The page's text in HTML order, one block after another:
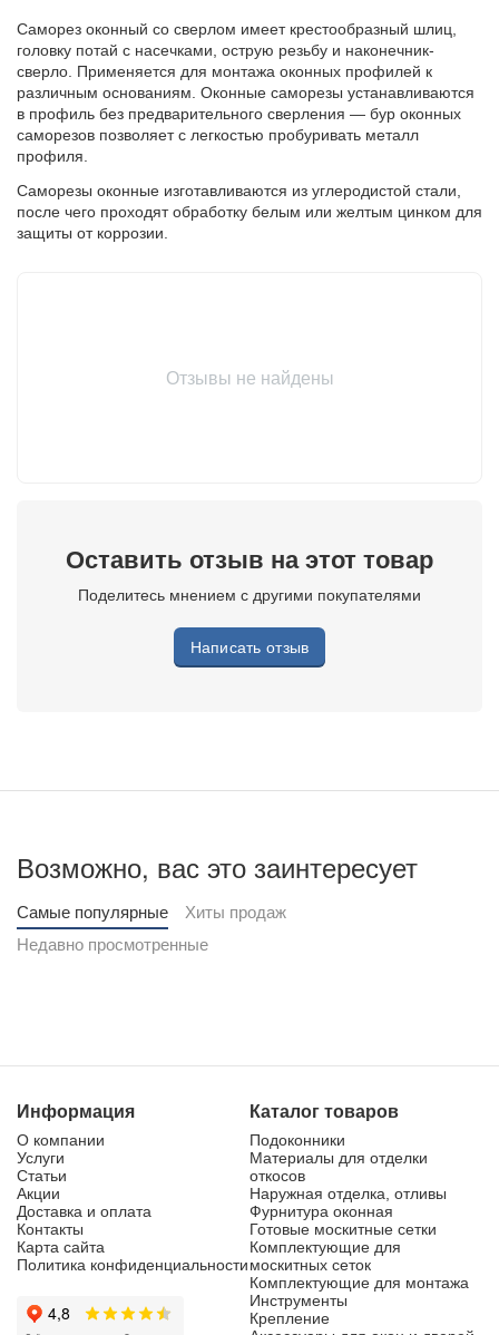
Саморез оконный со сверлом имеет крестообразный шлиц,
головку потай с насечками, острую резьбу и наконечник-
сверло. Применяется для монтажа оконных профилей к
различным основаниям. Оконные саморезы устанавливаются
в профиль без предварительного сверления — бур оконных
саморезов позволяет с легкостью пробуривать металл
профиля.
Саморезы оконные изготавливаются из углеродистой стали,
после чего проходят обработку белым или желтым цинком для
защиты от коррозии.
Отзывы не найдены
Оставить отзыв на этот товар
Поделитесь мнением с другими покупателями
Написать отзыв
Возможно, вас это заинтересует
Самые популярные
Хиты продаж
Недавно просмотренные
Информация
О компании
Услуги
Статьи
Акции
Доставка и оплата
Контакты
Карта сайта
Политика конфиденциальности
Каталог товаров
Подоконники
Материалы для отделки
откосов
Наружная отделка, отливы
Фурнитура оконная
Готовые москитные сетки
Комплектующие для
москитных сеток
Комплектующие для монтажа
Инструменты
Крепление